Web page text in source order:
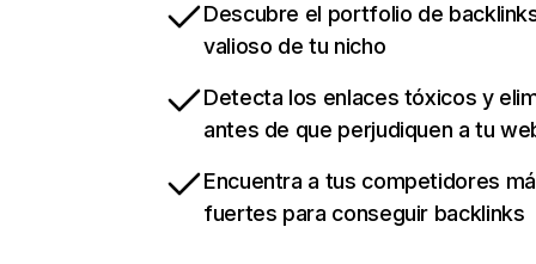
Descubre el portfolio de
valioso de tu nicho
Detecta los enlaces tóxicos y
antes de que perjudiquen a tu
Encuentra a tus competidores
fuertes para conseguir backlinks